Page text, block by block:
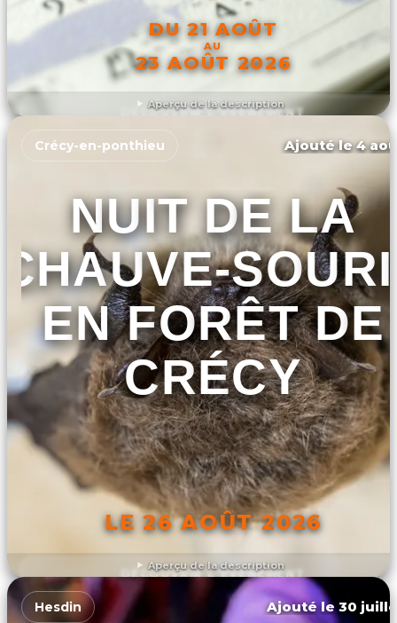
Aperçu de la description
DU 21 AOÛT
AU
23 AOÛT 2026
DÉCOUVRIR L'ÉVÉNEMENT
Aperçu de la description
Crécy-en-ponthieu Ajouté le 4
NUIT DE LA
CHAUVE-
EN FORÊT DE
CRÉCY
LE 26 AOÛT 2026
DÉCOUVRIR L'ÉVÉNEMENT
Hesdin Ajouté le 30